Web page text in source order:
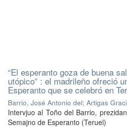
“El esperanto goza de buena
utópico” : el madrileño ofreció
Esperanto que se celebró en
Barrio, José Antonio del; Artigas
Intervjuo al Toño del Barrio,
Semajno de Esperanto (Teruel)